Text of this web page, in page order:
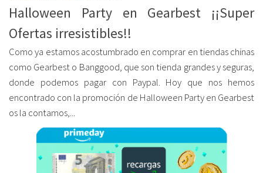
Halloween Party en Gearbest ¡¡Super
Ofertas irresistibles!!
Como ya estamos acostumbrado en comprar en tiendas chinas
como Gearbest o Banggood, que son tienda grandes y seguras,
donde podemos pagar con Paypal. Hoy que nos hemos
encontrado con la promoción de Halloween Party en Gearbest
os la contamos,...